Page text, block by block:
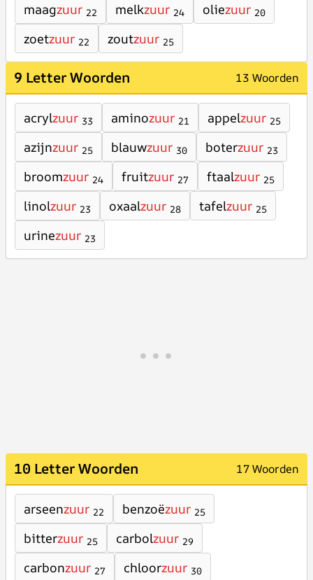
maagzuur 22 melkzuur 24 oliezuur 20
zoetzuur 22 zoutzuur 25
9 Letter Woorden 13 Woorden
acrylzuur 33 aminozuur 21 appelzuur 25
azijnzuur 25 blauwzuur 30 boterzuur 23
broomzuur 24 fruitzuur 27 ftaalzuur 25
linolzuur 23 oxaalzuur 28 tafelzuur 25
urinezuur 23
10 Letter Woorden 17 Woorden
arseenzuur 22 benzoëzuur 25
bitterzuur 25 carbolzuur 29
carbonzuur 27 chloorzuur 30